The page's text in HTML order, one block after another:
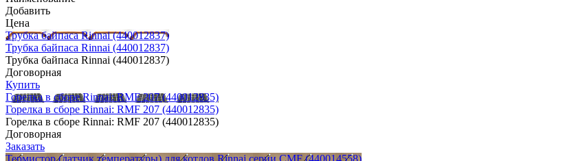
Добавить
Цена
Трубка байпаса Rinnai (440012837)
Трубка байпаса Rinnai (440012837)
Трубка байпаса Rinnai (440012837)
Договорная
Купить
Горелка в сборе Rinnai: RMF 207 (440012835)
Горелка в сборе Rinnai: RMF 207 (440012835)
Горелка в сборе Rinnai: RMF 207 (440012835)
Договорная
Заказать
Термистор (датчик температуры) для котлов Rinnai серии CMF (440014558)